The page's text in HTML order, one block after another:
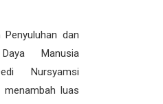
dan
Manusia
Nursyamsi
luas